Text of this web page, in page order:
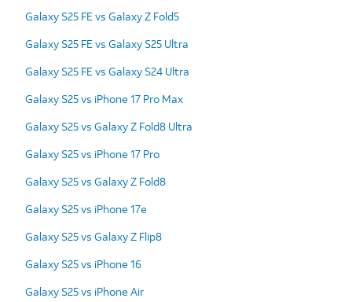
Galaxy S25 FE vs Galaxy Z Fold5
Galaxy S25 FE vs Galaxy S25 Ultra
Galaxy S25 FE vs Galaxy S24 Ultra
Galaxy S25 vs iPhone 17 Pro Max
Galaxy S25 vs Galaxy Z Fold8 Ultra
Galaxy S25 vs iPhone 17 Pro
Galaxy S25 vs Galaxy Z Fold8
Galaxy S25 vs iPhone 17e
Galaxy S25 vs Galaxy Z Flip8
Galaxy S25 vs iPhone 16
Galaxy S25 vs iPhone Air